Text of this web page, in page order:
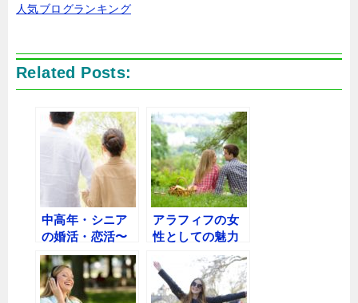
人気ブログランキング
Related Posts:
中高年・シニア
の婚活・恋活〜
出会いを探そ
う！
アラフィフの女
性としての魅力
は？まだまだイ
ケる〜年下の彼
氏を探そう！